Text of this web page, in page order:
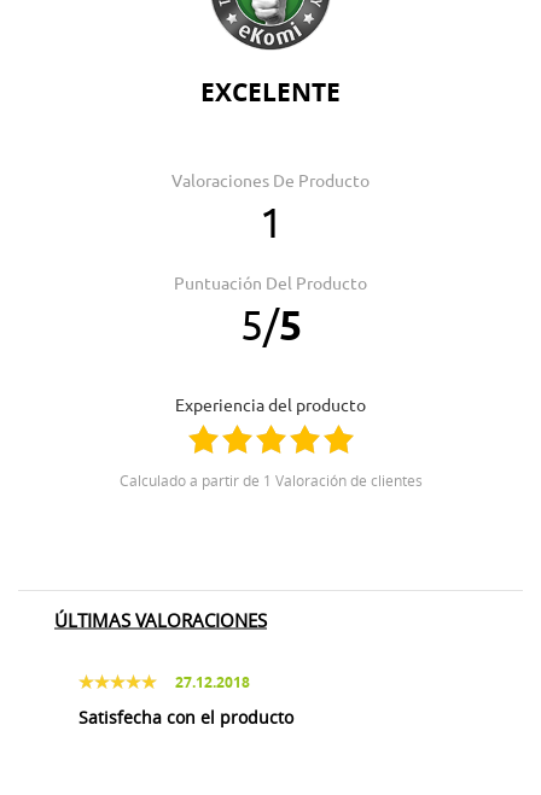
EXCELENTE
Valoraciones De Producto
1
Puntuación Del Producto
5/5
Experiencia del producto
Calculado a partir de 1 Valoración de clientes
ÚLTIMAS VALORACIONES
27.12.2018
Satisfecha con el producto